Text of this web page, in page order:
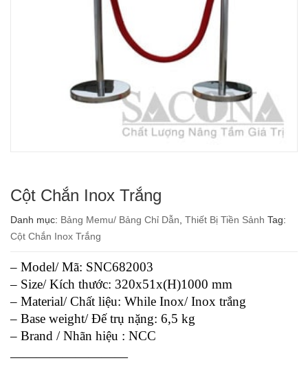
Cột Chắn Inox Trắng
Danh mục: Bảng Memu/ Bảng Chỉ Dẫn, Thiết Bị Tiền Sảnh Tag:
Cột Chắn Inox Trắng
– Model/ Mã: SNC682003
– Size/ Kích thước: 320x51x(H)1000 mm
– Material/ Chất liệu: While Inox/ Inox trắng
– Base weight/ Đế trụ nặng: 6,5 kg
– Brand / Nhãn hiệu : NCC
—————————